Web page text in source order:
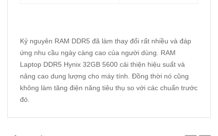
Kỷ nguyên RAM DDR5 đã làm thay đổi rất nhiều và đáp
ứng nhu cầu ngày càng cao của người dùng. RAM
Laptop DDR5 Hynix 32GB 5600 cải thiện hiệu suất và
nâng cao dung lượng cho máy tính. Đồng thời nó cũng
không làm tăng điện năng tiêu thụ so với các chuẩn trước
đó.